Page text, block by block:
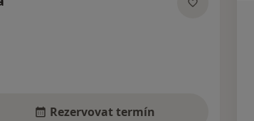
Rezervovat termín